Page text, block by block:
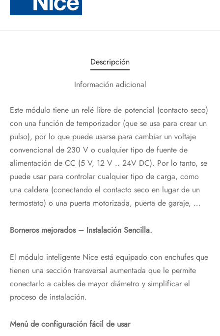
Descripción
Información adicional
Este módulo tiene un relé libre de potencial (contacto seco)
con una función de temporizador (que se usa para crear un
pulso), por lo que puede usarse para cambiar un voltaje
convencional de 230 V o cualquier tipo de fuente de
alimentación de CC (5 V, 12 V .. 24V DC). Por lo tanto, se
puede usar para controlar cualquier tipo de carga, como
una caldera (conectando el contacto seco en lugar de un
termostato) o una puerta motorizada, puerta de garaje, …
Borneros mejorados – Instalación Sencilla.
El módulo inteligente Nice está equipado con enchufes que
tienen una sección transversal aumentada que le permite
conectarlo a cables de mayor diámetro y simplificar el
proceso de instalación.
Menú de configuración fácil de usar